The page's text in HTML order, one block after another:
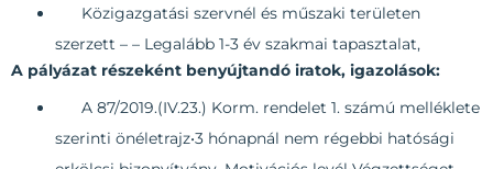
Közigazgatási szervnél és műszaki területen
szerzett – – Legalább 1-3 év szakmai tapasztalat,
A pályázat részeként benyújtandó iratok, igazolások:
A 87/2019.(IV.23.) Korm. rendelet 1. számú melléklete
szerinti önéletrajz•3 hónapnál nem régebbi hatósági